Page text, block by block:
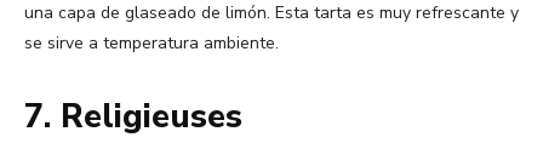
una capa de glaseado de limón. Esta tarta es muy refrescante y
se sirve a temperatura ambiente.
7. Religieuses